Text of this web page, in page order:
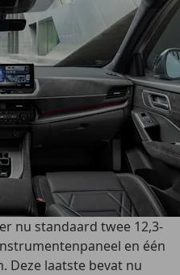
nu standaard twee 12,3-
en één
Deze laatste bevat nu